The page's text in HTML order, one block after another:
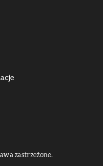
zastrzeżone.